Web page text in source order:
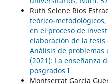
Ruth Selene Rios
teórico-
en el proceso de
elaboración de la
Análisis de problemas
(2021): La enseñanza
posgrados I
Montserrat García